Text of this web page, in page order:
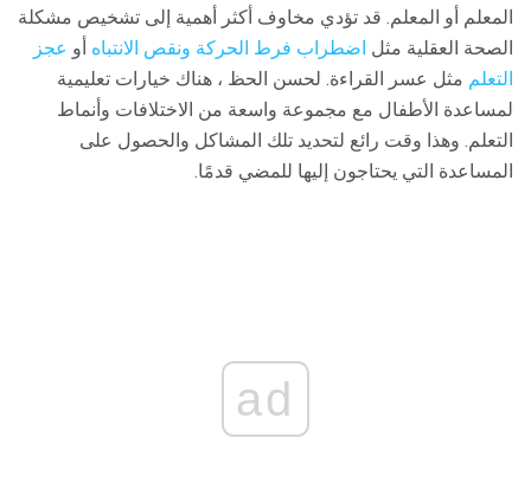
المعلم أو المعلم. قد تؤدي مخاوف أكثر أهمية إلى تشخيص مشكلة
الصحة العقلية مثل اضطراب فرط الحركة ونقص الانتباه أو عجز
التعلم مثل عسر القراءة. لحسن الحظ ، هناك خيارات تعليمية
لمساعدة الأطفال مع مجموعة واسعة من الاختلافات وأنماط
التعلم. وهذا وقت رائع لتحديد تلك المشاكل والحصول على
المساعدة التي يحتاجون إليها للمضي قدمًا.
ad